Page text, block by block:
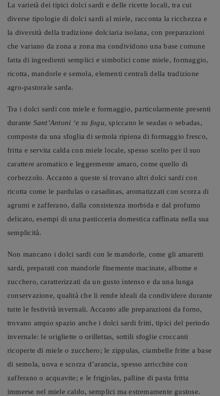
La varietà dei tipici dolci sardi e delle ricette locali, tra cui
diverse tipologie di dolci sardi al miele, racconta la ricchezza e
la diversità della tradizione dolciaria isolana, con preparazioni
che variano da zona a zona ma condividono una base comune
fatta di ingredienti semplici e simbolici come miele, formaggio,
ricotta, mandorle e semola, elementi centrali della tradizione
agro-pastorale sarda.
Tra i dolci sardi con miele e formaggio, particolarmente presenti
durante Sant’Antoni ‘e su fogu, spiccano le seadas o sebadas,
composte da una sfoglia di semola ripiena di formaggio fresco,
fritta e servita calda con miele locale, spesso scelto per il suo
carattere aromatico e leggermente amaro, come quello di
corbezzolo. Accanto a queste si trovano altri dolci sardi con
ricotta come le pardulas o casadinas, aromatizzati con scorza di
agrumi e zafferano, dalla consistenza morbida e dal profumo
delicato, esempi di una pasticceria domestica raffinata nella sua
semplicità.
Non mancano i dolci sardi con le mandorle, come gli amaretti
sardi, preparati con mandorle finemente macinate, albume e
zucchero, caratterizzati da un gusto intenso e da una lunga
conservazione, qualità che li rende ideali da condividere durante
tutte le festività invernali. Accanto alle preparazioni da forno,
trovano ampio spazio anche i dolci sardi fritti, tipici del periodo
invernale: le origliette o orillettas, sottili sfoglie croccanti
ricoperte di miele o zucchero; le zippulas, ciambelle fritte a base
di semola, uova e scorza d’arancia, spesso arricchite con
zafferano o acquavite; e le frigjolas, palline di pasta fritta
immerse nel miele caldo, semplici ma estremamente gustose.